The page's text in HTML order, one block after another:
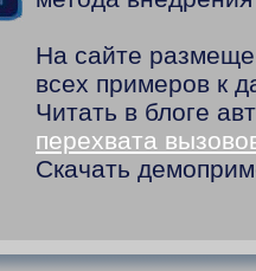
На сайте
всех примеров к
Читать в блоге
перехвата
Скачать